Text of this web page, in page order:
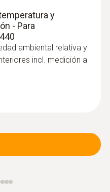
y
- Para
ambiental relativa y
incl. medición a